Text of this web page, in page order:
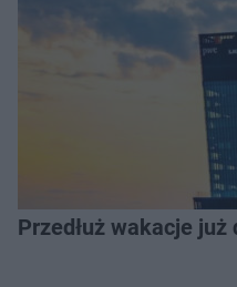
Przedłuż wakacje